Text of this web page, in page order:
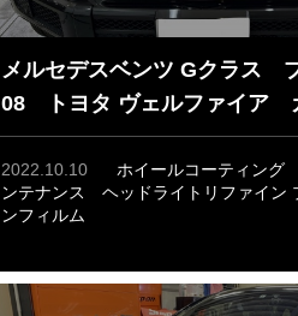
メルセデスベンツ Gクラス
08 トヨタ ヴェルファイア
ティング ポリッシュメンテ
イールコーティング プロテ
ィルム ヘッドライトリペア
2022.10.10 ホイールコーティング
ンテナンス
ヘッドライトリファイン
ンフィルム